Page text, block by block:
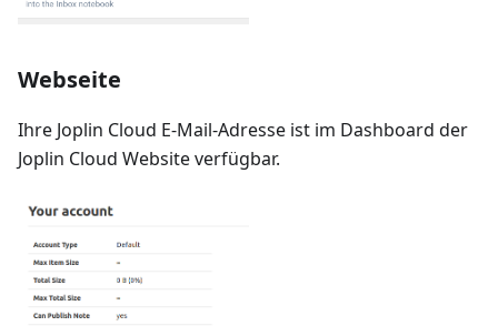
Webseite
Ihre Joplin Cloud E-Mail-Adresse ist im Dashboard der
Joplin Cloud Website verfügbar.